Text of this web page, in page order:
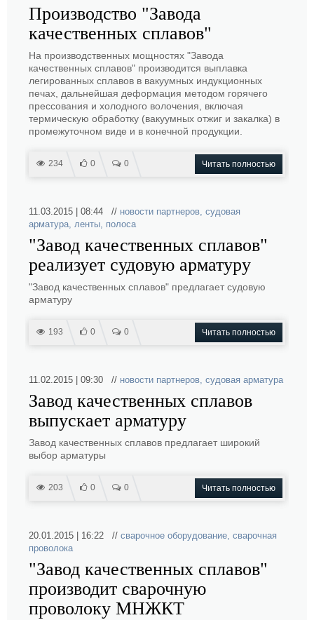
Производство "Завода
качественных сплавов"
На производственных мощностях "Завода
качественных сплавов" производится выплавка
легированных сплавов в вакуумных индукционных
печах, дальнейшая деформация методом горячего
прессования и холодного волочения, включая
термическую обработку (вакуумных отжиг и закалка) в
промежуточном виде и в конечной продукции.
234 0 0 Читать полностью
11.03.2015 | 08:44 // новости партнеров, судовая
арматура, ленты, полоса
"Завод качественных сплавов"
реализует судовую арматуру
"Завод качественных сплавов" предлагает судовую
арматуру
193 0 0 Читать полностью
11.02.2015 | 09:30 // новости партнеров, судовая арматура
Завод качественных сплавов
выпускает арматуру
Завод качественных сплавов предлагает широкий
выбор арматуры
203 0 0 Читать полностью
20.01.2015 | 16:22 // сварочное оборудование, сварочная
проволока
"Завод качественных сплавов"
производит сварочную
проволоку МНЖКТ